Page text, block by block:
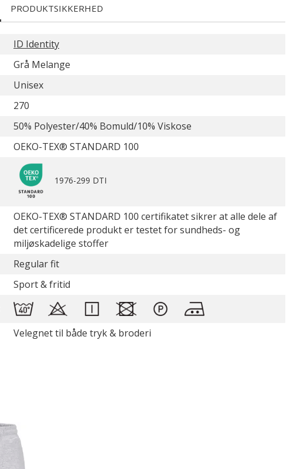
PRODUKTSIKKERHED
ID Identity
Grå Melange
Unisex
270
50% Polyester/40% Bomuld/10% Viskose
OEKO-TEX® STANDARD 100
1976-299 DTI
OEKO-TEX® STANDARD 100 certifikatet sikrer at alle dele af
det certificerede produkt er testet for sundheds- og
miljøskadelige stoffer
Regular fit
Sport & fritid
Velegnet til både tryk & broderi